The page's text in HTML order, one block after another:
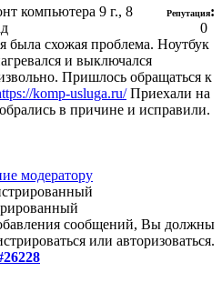
компьютера 9 г., 8
Репутация:
0
была схожая проблема. Ноутбук
и выключался
Пришлось обращаться к
komp-usluga.ru/Приехали на
в причине и исправили.
модератору
сообщений, Вы должны
или авторизоваться.